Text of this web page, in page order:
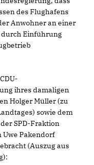
des Flughafens
Anwohner an einer
Einführung
ihres damaligen
Holger Müller (zu
sowie dem
SPD-Fraktion
Pakendorf
(Auszug aus